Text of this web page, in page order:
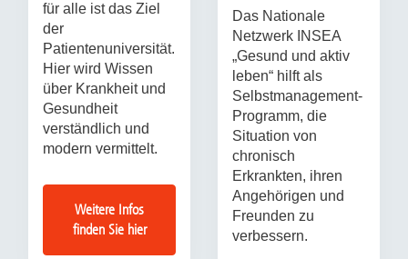
für alle ist das Ziel
der
Patientenuniversität.
Hier wird Wissen
über Krankheit und
Gesundheit
verständlich und
modern vermittelt.
Weitere Infos
finden Sie hier
Das Nationale
Netzwerk INSEA
„Gesund und aktiv
leben“ hilft als
Selbstmanagement-
Programm, die
Situation von
chronisch
Erkrankten, ihren
Angehörigen und
Freunden zu
verbessern.